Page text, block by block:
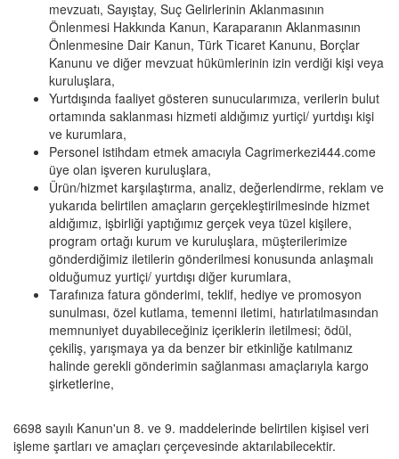
mevzuatı, Sayıştay, Suç Gelirlerinin Aklanmasının
Önlenmesi Hakkında Kanun, Karaparanın Aklanmasının
Önlenmesine Dair Kanun, Türk Ticaret Kanunu, Borçlar
Kanunu ve diğer mevzuat hükümlerinin izin verdiği kişi veya
kuruluşlara,
Yurtdışında faaliyet gösteren sunucularımıza, verilerin bulut
ortamında saklanması hizmeti aldığımız yurtiçi/ yurtdışı kişi
ve kurumlara,
Personel istihdam etmek amacıyla Cagrimerkezi444.come
üye olan işveren kuruluşlara,
Ürün/hizmet karşılaştırma, analiz, değerlendirme, reklam ve
yukarıda belirtilen amaçların gerçekleştirilmesinde hizmet
aldığımız, işbirliği yaptığımız gerçek veya tüzel kişilere,
program ortağı kurum ve kuruluşlara, müşterilerimize
gönderdiğimiz iletilerin gönderilmesi konusunda anlaşmalı
olduğumuz yurtiçi/ yurtdışı diğer kurumlara,
Tarafınıza fatura gönderimi, teklif, hediye ve promosyon
sunulması, özel kutlama, temenni iletimi, hatırlatılmasından
memnuniyet duyabileceğiniz içeriklerin iletilmesi; ödül,
çekiliş, yarışmaya ya da benzer bir etkinliğe katılmanız
halinde gerekli gönderimin sağlanması amaçlarıyla kargo
şirketlerine,
6698 sayılı Kanun'un 8. ve 9. maddelerinde belirtilen kişisel veri
işleme şartları ve amaçları çerçevesinde aktarılabilecektir.